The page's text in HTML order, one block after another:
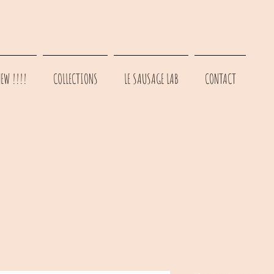
!!!! COLLECTIONS LE SAUSAGE LAB CONTACT